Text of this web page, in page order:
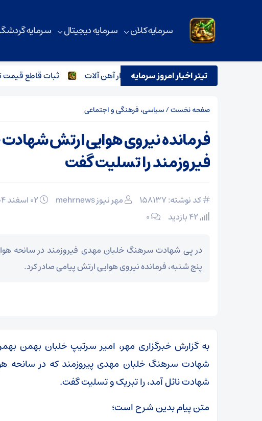
سرمایه کلان سرمایه دیجیتال سرمایه
تیتر اخبار امروز سرمایه
ترور اسماعیل هنیه و تاثیر آن بر بازار آهن آلات ثبات قاطع قیمت
صفحه نخست/سیاسی، فرهنگی و اجتماعی
فرمانده نیروی هوایی ارتش
فیروزمند را تسلیت گفت
کد نوشته: 158137 مهر نیوز mehrnews
۰
در پی شهادت سرهنگ خلبان مهدی فیروزمند در سانحه
پنج شنبه، فرمانده نیروی هوایی ارتش پیامی صادر کرد.
به گزارش خبرگزاری مهر، امیر سرتیپ خلبان بهمن
شهادت سرهنگ خلبان مهدی پیروزمند که در سانحه
شهادت نائل آمد، را تبریک و تسلیت گفت.
متن پیام بدین شرح است؛